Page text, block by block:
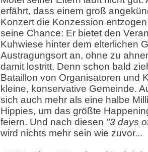
erfährt, dass einem groß
Konzert die Konzession
seine Chance: Er bietet den
Kuhwiese hinter dem elterlichen
Austragungsort an, ohne zu
damit lostritt. Denn schon bald
Bataillon von Organisatoren und
kleine, konservative Gemeinde.
sich auch mehr als eine halbe
Hippies, um das größte
feiern. Und nach diesen "3 days
wird nichts mehr sein wie zuvor...